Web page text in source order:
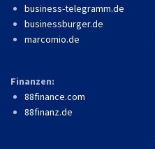
business-telegramm.de
businessburger.de
marcomio.de
Finanzen:
88finance.com
88finanz.de